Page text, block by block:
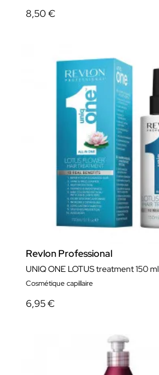
8,50 €
Revlon Professional
UNIQ ONE LOTUS treatment 150 ml
Cosmétique capillaire
6,95 €